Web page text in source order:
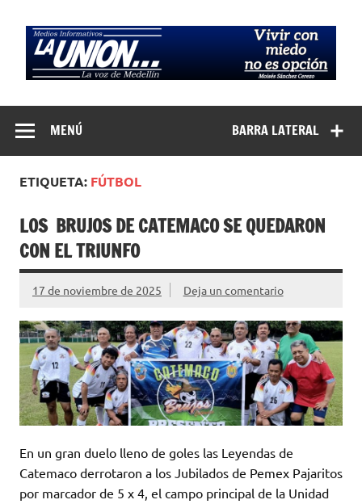
contenido
Medios
Informativos La
Unión…
BARRA LATERAL
MENÚ
ETIQUETA: FÚTBOL
LOS BRUJOS DE CATEMACO SE QUEDARON
CON EL TRIUNFO
17 de noviembre de 2025 Deja un comentario
En un gran duelo lleno de goles las Leyendas de
Catemaco derrotaron a los Jubilados de Pemex Pajaritos
por marcador de 5 x 4, el campo principal de la Unidad